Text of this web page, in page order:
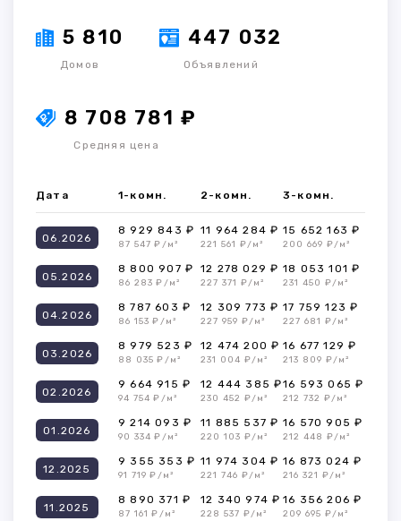
5 810
Домов
447 032
Объявлений
8 708 781 ₽
Средняя цена
Дата 1-комн. 2-комн. 3-комн.
06.2026
8 929 843 ₽
87 547 ₽/м²
11 964 284 ₽
221 561 ₽/м²
15 652 163 ₽
200 669 ₽/м²
05.2026
8 800 907 ₽
86 283 ₽/м²
12 278 029 ₽
227 371 ₽/м²
18 053 101 ₽
231 450 ₽/м²
04.2026
8 787 603 ₽
86 153 ₽/м²
12 309 773 ₽
227 959 ₽/м²
17 759 123 ₽
227 681 ₽/м²
03.2026
8 979 523 ₽
88 035 ₽/м²
12 474 200 ₽
231 004 ₽/м²
16 677 129 ₽
213 809 ₽/м²
02.2026
9 664 915 ₽
94 754 ₽/м²
12 444 385 ₽
230 452 ₽/м²
16 593 065 ₽
212 732 ₽/м²
01.2026
9 214 093 ₽
90 334 ₽/м²
11 885 537 ₽
220 103 ₽/м²
16 570 905 ₽
212 448 ₽/м²
12.2025
9 355 353 ₽
91 719 ₽/м²
11 974 304 ₽
221 746 ₽/м²
16 873 024 ₽
216 321 ₽/м²
11.2025
8 890 371 ₽
87 161 ₽/м²
12 340 974 ₽
228 537 ₽/м²
16 356 206 ₽
209 695 ₽/м²